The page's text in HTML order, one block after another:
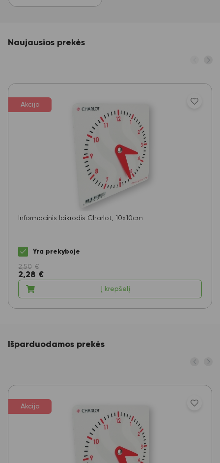
Naujausios prekės
Akcija
Informacinis laikrodis Charlot, 10x10cm
Yra prekyboje
2,50 €
2,28 €
Į krepšelį
Išparduodamos prekės
Akcija